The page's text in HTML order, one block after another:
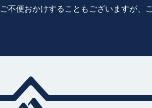
ご不便おかけすることもございますが、